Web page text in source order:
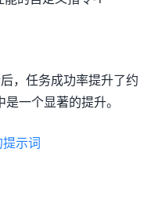
，任务成功率提升了约
一个显著的提升。
示词